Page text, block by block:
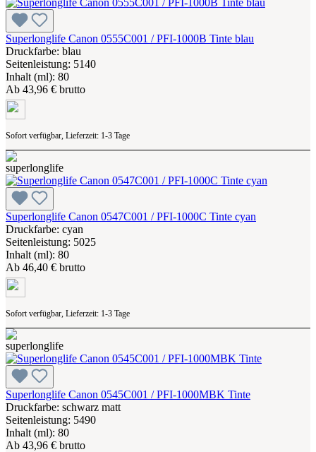
Superlonglife Canon 0555C001 / PFI-1000B Tinte blau
Druckfarbe: blau
Seitenleistung: 5140
Inhalt (ml): 80
Ab 43,96 € brutto
Sofort verfügbar, Lieferzeit: 1-3 Tage
Superlonglife Canon 0547C001 / PFI-1000C Tinte cyan
Druckfarbe: cyan
Seitenleistung: 5025
Inhalt (ml): 80
Ab 46,40 € brutto
Sofort verfügbar, Lieferzeit: 1-3 Tage
Superlonglife Canon 0545C001 / PFI-1000MBK Tinte
Druckfarbe: schwarz matt
Seitenleistung: 5490
Inhalt (ml): 80
Ab 43,96 € brutto